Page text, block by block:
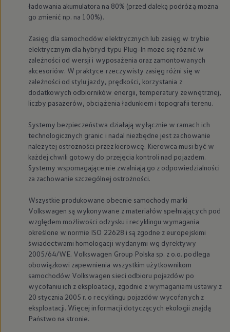
ładowania akumulatora na 80% (przed daleką podróżą można
go zmienić np. na 100%).
Zasięg dla samochodów elektrycznych lub zasięg w trybie
elektrycznym dla hybryd typu Plug-In może się różnić w
zależności od wersji i wyposażenia oraz zamontowanych
akcesoriów. W praktyce rzeczywisty zasięg różni się w
zależności od stylu jazdy, prędkości, korzystania z
dodatkowych odbiorników energii, temperatury zewnętrznej,
liczby pasażerów, obciążenia ładunkiem i topografii terenu.
Systemy bezpieczeństwa działają wyłącznie w ramach ich
technologicznych granic i nadal niezbędne jest zachowanie
należytej ostrożności przez kierowcę. Kierowca musi być w
każdej chwili gotowy do przejęcia kontroli nad pojazdem.
Systemy wspomagające nie zwalniają go z odpowiedzialności
za zachowanie szczególnej ostrożności.
Wszystkie produkowane obecnie samochody marki
Volkswagen są wykonywane z materiałów spełniających pod
względem możliwości odzysku i recyklingu wymagania
określone w normie ISO 22628 i są zgodne z europejskimi
świadectwami homologacji wydanymi wg dyrektywy
2005/64/WE. Volkswagen Group Polska sp. z o.o. podlega
obowiązkowi zapewnienia wszystkim użytkownikom
samochodów Volkswagen sieci odbioru pojazdów po
wycofaniu ich z eksploatacji, zgodnie z wymaganiami ustawy z
20 stycznia 2005 r. o recyklingu pojazdów wycofanych z
eksploatacji. Więcej informacji dotyczących ekologii znajdą
Państwo na stronie.